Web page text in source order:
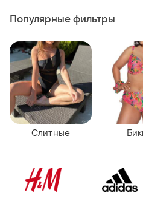
Популярные фильтры
Слитные